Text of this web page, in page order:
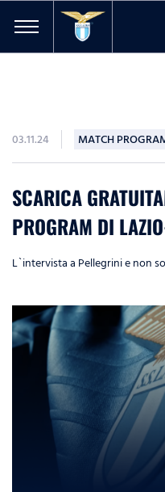
03.11.24 MATCH
SCARICA
PROGRAM DI
L`intervista a Pellegrini e non